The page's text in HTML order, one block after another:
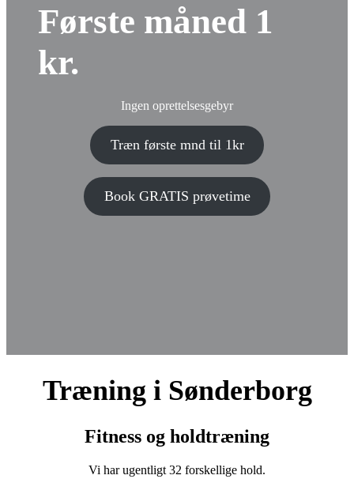
Første måned 1
kr.
Ingen oprettelsesgebyr
Træn første mnd til 1kr
Book GRATIS prøvetime
Træning i Sønderborg
Fitness og holdtræning
Vi har ugentligt 32 forskellige hold.